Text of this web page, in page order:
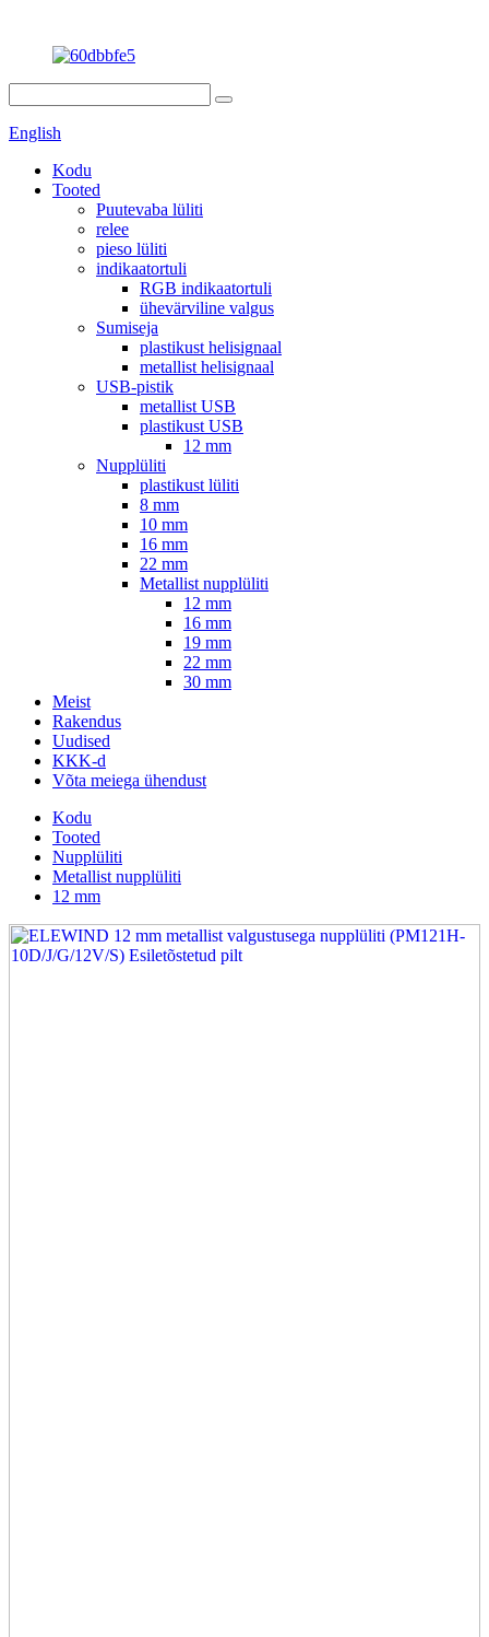
English
Kodu
Tooted
Puutevaba lüliti
relee
pieso lüliti
indikaatortuli
RGB indikaatortuli
ühevärviline valgus
Sumiseja
plastikust helisignaal
metallist helisignaal
USB-pistik
metallist USB
plastikust USB
12 mm
Nupplüliti
plastikust lüliti
8 mm
10 mm
16 mm
22 mm
Metallist nupplüliti
12 mm
16 mm
19 mm
22 mm
30 mm
Meist
Rakendus
Uudised
KKK-d
Võta meiega ühendust
Kodu
Tooted
Nupplüliti
Metallist nupplüliti
12 mm